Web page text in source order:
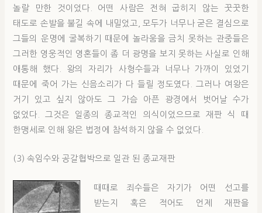
놀랄 만한 것이었다. 어떤 사람은 전혀 굽히지 않는 꿋꿋한
태도로 손발을 불길 속에 내밀었고, 모두가 너무나 굳은 결심으로
그들의 운명에 굴복하기 때문에 놀라움을 금치 못하는 관중들은
그러한 영웅적인 영혼들이 좀 더 광명을 보지 못하는 사실로 인해
애통해 했다. 왕의 자리가 사형수들과 너무나 가까이 있었기
때문에 죽어 가는 신음소리가 다 들릴 정도였다. 그러나 여왕은
거기 있고 싶지 않아도 그 가슴 아픈 광경에서 벗어날 수가
없었다. 그것은 일종의 종교적인 의식이었으므로 재판 식 때
한맹세로 인해 왕은 법정에 참석하지 않을 수 없었다.
(3) 속임수와 공갈협박으로 일관 된 종교재판
때때로 죄수들은 자기가 어떤 선고를
받는지 혹은 적어도 언제 재판을